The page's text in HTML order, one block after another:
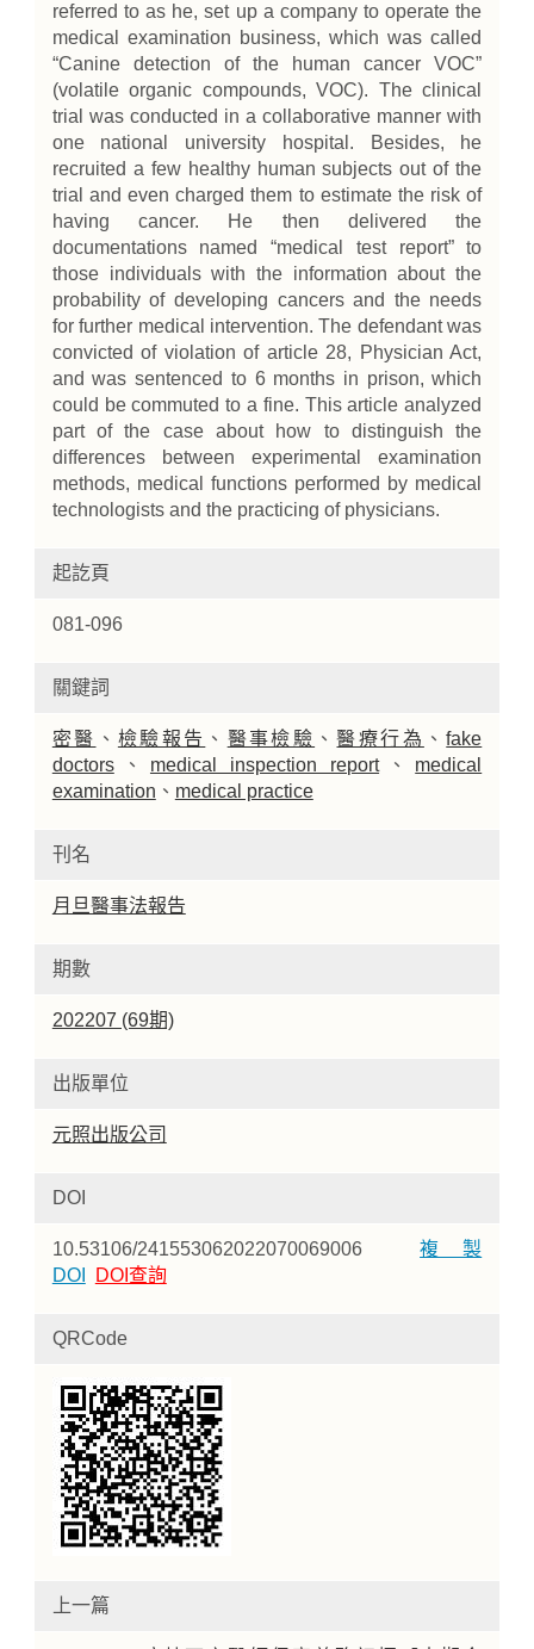
referred to as he, set up a company to operate the
medical examination business, which was called
“Canine detection of the human cancer VOC”
(volatile organic compounds, VOC). The clinical
trial was conducted in a collaborative manner with
one national university hospital. Besides, he
recruited a few healthy human subjects out of the
trial and even charged them to estimate the risk of
having cancer. He then delivered the
documentations named “medical test report” to
those individuals with the information about the
probability of developing cancers and the needs
for further medical intervention. The defendant was
convicted of violation of article 28, Physician Act,
and was sentenced to 6 months in prison, which
could be commuted to a fine. This article analyzed
part of the case about how to distinguish the
differences between experimental examination
methods, medical functions performed by medical
technologists and the practicing of physicians.
起訖頁
081-096
關鍵詞
密醫 、 檢驗報告 、 醫事檢驗 、醫療行為 、fake
doctors、 medical inspection report、 medical
examination 、 medical practice
刊名
月旦醫事法報告
期數
202207 (69期)
出版單位
元照出版公司
DOI
10.53106/241553062022070069006複製
DOI
DOI查詢
QRCode
上一篇